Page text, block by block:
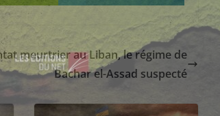
meurtrier au Liban, le régime de
Bachar el-Assad suspecté